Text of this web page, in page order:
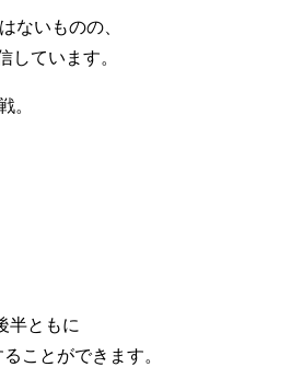
ないものの、
しています。
。
半ともに
ことができます。